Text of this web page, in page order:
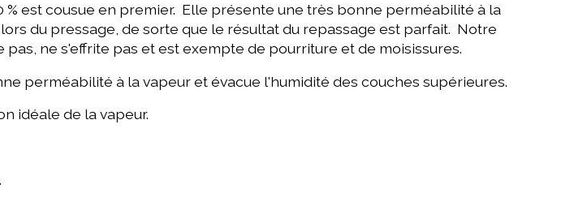
est cousue en premier. Elle présente une très bonne perméabilité à la
du pressage, de sorte que le résultat du repassage est parfait. Notre
ne s'effrite pas et est exempte de pourriture et de moisissures.
perméabilité à la vapeur et évacue l'humidité des couches supérieures.
idéale de la vapeur.